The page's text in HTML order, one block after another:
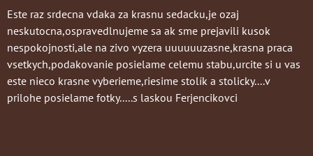
Este raz srdecna vdaka za krasnu sedacku,je ozaj
neskutocna,ospravedlnujeme sa ak sme prejavili kusok
nespokojnosti,ale na zivo vyzera uuuuuuzasne,krasna praca
vsetkych,podakovanie posielame celemu stabu,urcite si u vas
este nieco krasne vyberieme,riesime stolík a stolicky....v
prilohe posielame fotky.....s laskou Ferjencikovci